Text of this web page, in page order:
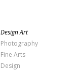
Design Art
Photography
Fine Arts
Design